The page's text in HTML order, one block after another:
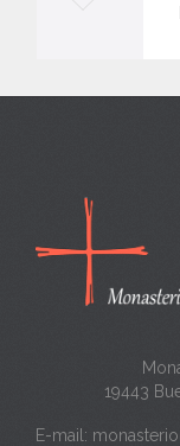
n
a
19443
E-mail: